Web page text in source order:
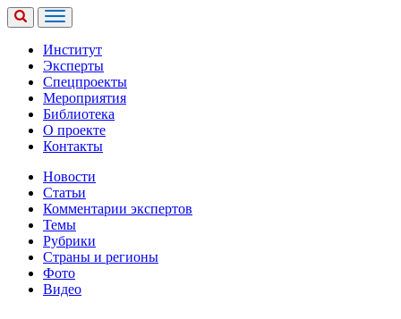
Институт
Эксперты
Спецпроекты
Мероприятия
Библиотека
О проекте
Контакты
Новости
Статьи
Комментарии экспертов
Темы
Рубрики
Страны и регионы
Фото
Видео